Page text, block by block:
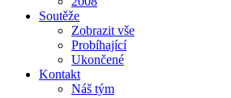
Soutěže
Zobrazit vše
Probíhající
Ukončené
Kontakt
Náš tým